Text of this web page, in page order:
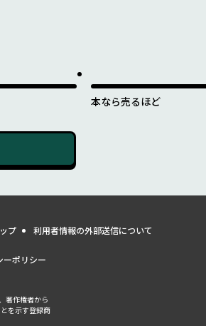
本なら売るほど
プ 利用者情報の外部送信について
ーポリシー
著作権者から
を示す登録商